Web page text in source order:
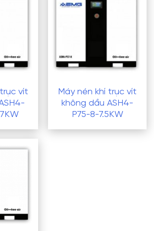
vít
Máy nén khí trục vít
không dầu ASH4-
P75-8-7.5KW